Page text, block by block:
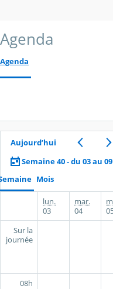
Agenda
Agenda
Aujourd’hui
Semaine 40 - du 03 au
Mois
lun.
03
mar.
04
Sur la
journée
08h